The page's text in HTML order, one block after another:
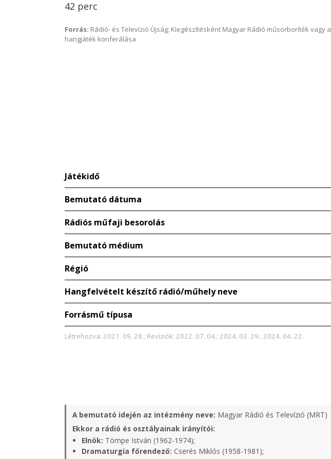
42 perc
Forrás: Rádió- és Televízió Újság; Kiegészítésként Magyar Rádió műsorboríték vagy a
hangjáték konferálása
Játékidő
Bemutató dátuma
Rádiós műfaji besorolás
Bemutató médium
Régió
Hangfelvételt készítő rádió/műhely neve
Forrásmű típusa
Létrehozva: 2021. 09. 28.; Revíziók: 2022. 07. 04.; 2024. 03. 29.; 2024. 04. 22.
A bemutató idején az intézmény neve: Magyar Rádió és Televízió (MRT)
Ekkor a rádió és osztályainak irányítói:
Elnök: Tömpe István (1962-1974);
Dramaturgia főrendező: Cserés Miklós (1958-1981);